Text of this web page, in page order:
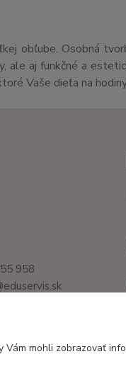
obľube. Osobná
aj funkčné a
Vaše dieťa na
958
Vám mohli zobrazovať